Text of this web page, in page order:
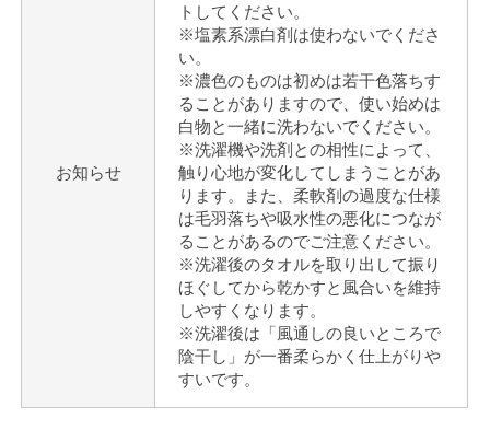
お知らせ
トしてください。
※塩素系漂白剤は使わないでくださ
い。
※濃色のものは初めは若干色落ちす
ることがありますので、使い始めは
白物と一緒に洗わないでください。
※洗濯機や洗剤との相性によって、
触り心地が変化してしまうことがあ
ります。また、柔軟剤の過度な仕様
は毛羽落ちや吸水性の悪化につなが
ることがあるのでご注意ください。
※洗濯後のタオルを取り出して振り
ほぐしてから乾かすと風合いを維持
しやすくなります。
※洗濯後は「風通しの良いところで
陰干し」が一番柔らかく仕上がりや
すいです。